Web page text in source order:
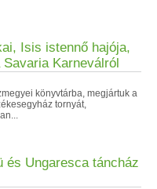
Isis istennő hajója,
Karneválról
könyvtárba, megjártuk a
tornyát,
és Ungaresca táncház